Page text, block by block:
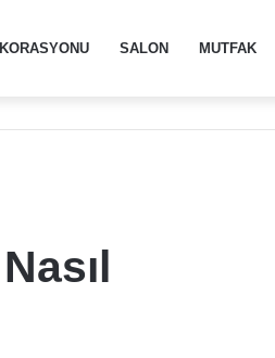
SALON MUTFAK